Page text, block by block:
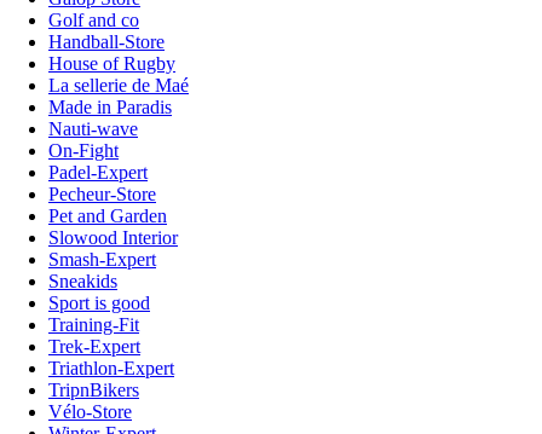
Golf and co
Handball-Store
House of Rugby
La sellerie de Maé
Made in Paradis
Nauti-wave
On-Fight
Padel-Expert
Pecheur-Store
Pet and Garden
Slowood Interior
Smash-Expert
Sneakids
Sport is good
Training-Fit
Trek-Expert
Triathlon-Expert
TripnBikers
Vélo-Store